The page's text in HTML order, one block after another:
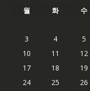
월 화 수
3
4 5
10
11 12
17
18 19
24
25 26